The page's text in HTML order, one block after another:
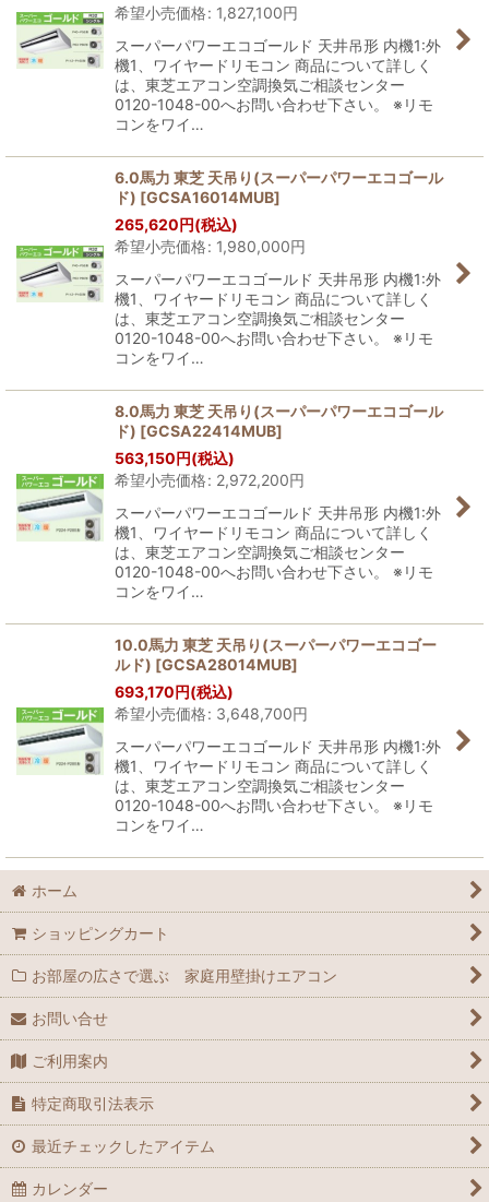
希望小売価格: 1,827,100円
スーパーパワーエコゴールド 天井吊形 内機1:外
機1、ワイヤードリモコン 商品について詳しく
は、東芝エアコン空調換気ご相談センター
0120-1048-00へお問い合わせ下さい。 ※リモ
コンをワイ…
6.0馬力 東芝 天吊り(スーパーパワーエコゴール
ド) [GCSA16014MUB]
265,620円(税込)
希望小売価格: 1,980,000円
スーパーパワーエコゴールド 天井吊形 内機1:外
機1、ワイヤードリモコン 商品について詳しく
は、東芝エアコン空調換気ご相談センター
0120-1048-00へお問い合わせ下さい。 ※リモ
コンをワイ…
8.0馬力 東芝 天吊り(スーパーパワーエコゴール
ド) [GCSA22414MUB]
563,150円(税込)
希望小売価格: 2,972,200円
スーパーパワーエコゴールド 天井吊形 内機1:外
機1、ワイヤードリモコン 商品について詳しく
は、東芝エアコン空調換気ご相談センター
0120-1048-00へお問い合わせ下さい。 ※リモ
コンをワイ…
10.0馬力 東芝 天吊り(スーパーパワーエコゴー
ルド) [GCSA28014MUB]
693,170円(税込)
希望小売価格: 3,648,700円
スーパーパワーエコゴールド 天井吊形 内機1:外
機1、ワイヤードリモコン 商品について詳しく
は、東芝エアコン空調換気ご相談センター
0120-1048-00へお問い合わせ下さい。 ※リモ
コンをワイ…
ホーム
ショッピングカート
お部屋の広さで選ぶ 家庭用壁掛けエアコン
お問い合せ
ご利用案内
特定商取引法表示
最近チェックしたアイテム
カレンダー